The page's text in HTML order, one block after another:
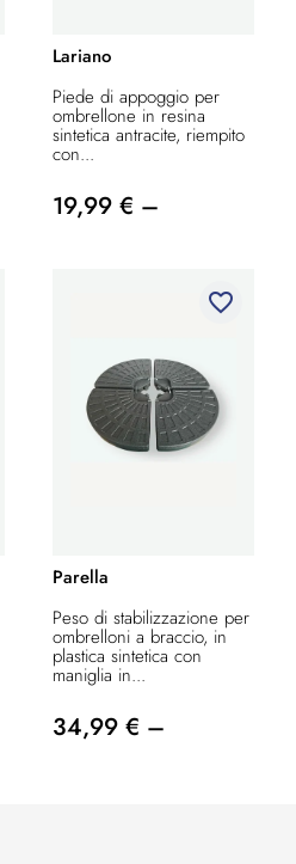
Lariano
Piede di appoggio per
ombrellone in resina
sintetica antracite, riempito
con...
19,99 € –
favorite_border
Parella
Peso di stabilizzazione per
ombrelloni a braccio, in
plastica sintetica con
maniglia in...
34,99 € –